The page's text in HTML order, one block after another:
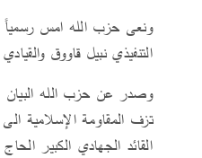
ونعى حزب الله امس
التنفيذي نبيل قاووق
وصدر عن حزب الله البيان
تزف المقاومة الإسلامية
القائد الجهادي الكبير